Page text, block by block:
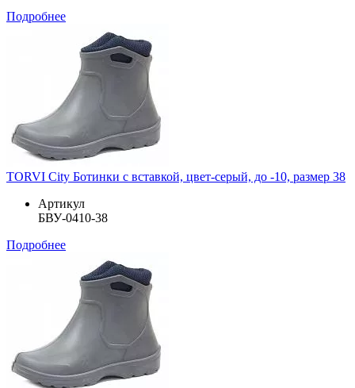
Подробнее
TORVI City Ботинки с вставкой, цвет-серый, до -10, размер 38
Артикул
БВУ-0410-38
Подробнее